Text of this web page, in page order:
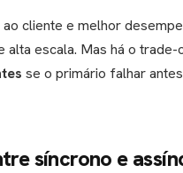
cliente e melhor
escala. Mas há o trade-
se o primário falhar
síncrono e